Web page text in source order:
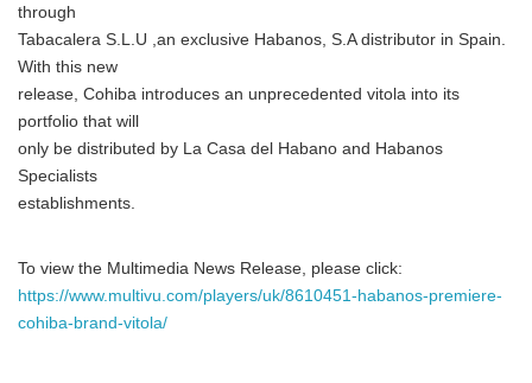
through
Tabacalera S.L.U ,an exclusive Habanos, S.A distributor in Spain.
With this new
release, Cohiba introduces an unprecedented vitola into its
portfolio that will
only be distributed by La Casa del Habano and Habanos
Specialists
establishments.
To view the Multimedia News Release, please click:
https://www.multivu.com/players/uk/8610451-habanos-premiere-
cohiba-brand-vitola/